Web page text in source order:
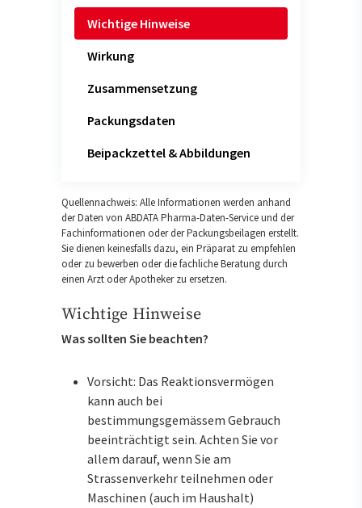
Wichtige Hinweise
Wirkung
Zusammensetzung
Packungsdaten
Beipackzettel & Abbildungen
Quellennachweis: Alle Informationen werden anhand
der Daten von ABDATA Pharma-Daten-Service und der
Fachinformationen oder der Packungsbeilagen erstellt.
Sie dienen keinesfalls dazu, ein Präparat zu empfehlen
oder zu bewerben oder die fachliche Beratung durch
einen Arzt oder Apotheker zu ersetzen.
Wichtige Hinweise
Was sollten Sie beachten?
Vorsicht: Das Reaktionsvermögen
kann auch bei
bestimmungsgemässem Gebrauch
beeinträchtigt sein. Achten Sie vor
allem darauf, wenn Sie am
Strassenverkehr teilnehmen oder
Maschinen (auch im Haushalt)